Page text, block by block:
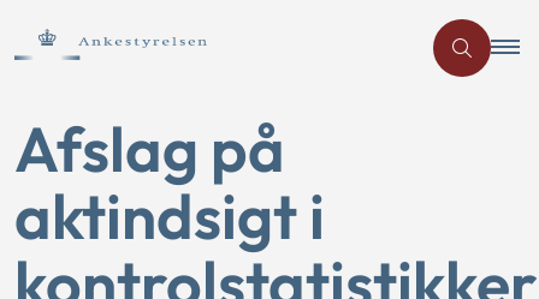
Afslag på
aktindsigt i